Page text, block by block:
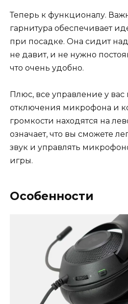
Теперь к функционалу.
гарнитура обеспечивает
при посадке. Она сидит
не давит, и не нужно
что очень удобно.
Плюс, все управление у
отключения микрофона и
громкости находятся на
означает, что вы сможете
звук и управлять
игры.
Особенности